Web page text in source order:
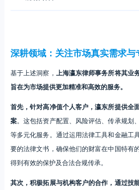
深耕领域：关注市场真实需求与
基于上述洞察， 上海瀛东律师事务所将其业
旨在为市场提供更加精准和高效的服务。
首先，针对高净值个人客户，瀛东所提供全
案。这包括资产配置、风险评估、传承规划
等多元化服务。通过运用法律工具和金融工
要的法律文书，确保他们的财富在中国特有
得到有效的保护及合法合规传承。
其次，积极拓展与机构客户的合作，通过技